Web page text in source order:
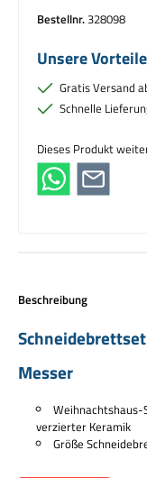
Bestellnr.328098
Unsere Vorteile
Gratis Versand
Schnelle
Dieses Produkt
Beschreibung
Messer
verzierter Keramik
Größe